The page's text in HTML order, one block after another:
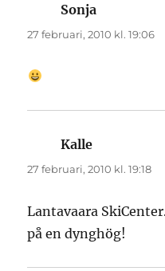
Sonja
27 februari, 2010 kl. 19:06
Kalle
27 februari, 2010 kl. 19:18
Lantavaara
på en dynghög!